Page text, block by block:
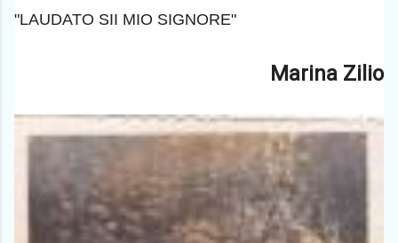
"LAUDATO SII MIO SIGNORE"
Marina Zilio